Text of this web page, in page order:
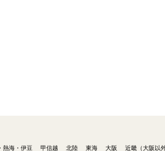
熱海・伊豆 甲信越 北陸 東海 大阪 近畿（大阪以外